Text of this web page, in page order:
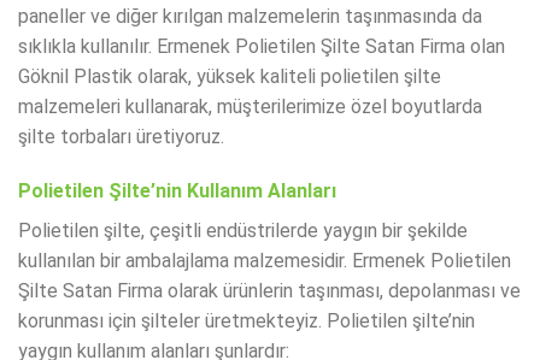
paneller ve diğer kırılgan malzemelerin taşınmasında da
sıklıkla kullanılır. Ermenek Polietilen Şilte Satan Firma olan
Göknil Plastik olarak, yüksek kaliteli polietilen şilte
malzemeleri kullanarak, müşterilerimize özel boyutlarda
şilte torbaları üretiyoruz.
Polietilen Şilte’nin Kullanım Alanları
Polietilen şilte, çeşitli endüstrilerde yaygın bir şekilde
kullanılan bir ambalajlama malzemesidir. Ermenek Polietilen
Şilte Satan Firma olarak ürünlerin taşınması, depolanması ve
korunması için şilteler üretmekteyiz. Polietilen şilte’nin
yaygın kullanım alanları şunlardır: